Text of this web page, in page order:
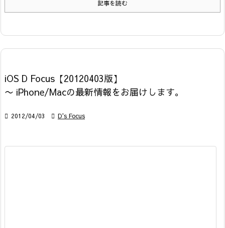
記事を読む
iOS D Focus【20120403版】
〜 iPhone/Macの最新情報をお届けします。
 2012/04/03  D's Focus